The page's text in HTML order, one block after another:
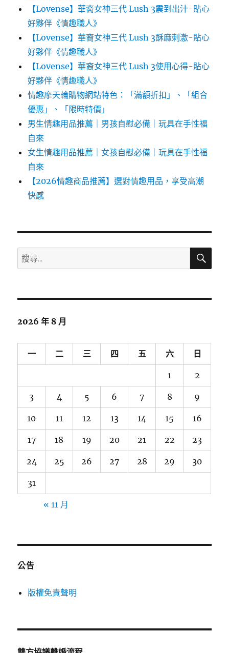
【Lovense】華裔女神三代 Lush 3震到出汁-貼心
好夥伴《情趣職人》
【Lovense】華裔女神三代 Lush 3酥麻刺激-貼心
好夥伴《情趣職人》
【Lovense】華裔女神三代 Lush 3使用心得-貼心
好夥伴《情趣職人》
情趣摩天輪購物網站特色：「滿額折扣」、「組合
優惠」、「限時特價」
男生情趣用品推薦｜男孩自慰必備｜玩具在手性福
自來
女生情趣用品推薦｜女孩自慰必備｜玩具在手性福
自來
【2026情趣商品推薦】選對情趣用品，享受高潮
快感
搜
尋
鍵
搜
2026 年 8 月
一 二 三 四 五 六 日
1 2
3 4 5 6 7 8 9
10 11 12 13 14 15 16
17 18 19 20 21 22 23
24 25 26 27 28 29 30
31
« 11 月
公告
版權免責聲明